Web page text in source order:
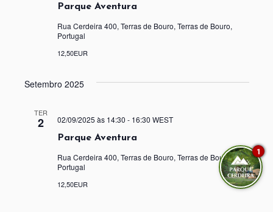
Parque Aventura
Rua Cerdeira 400, Terras de Bouro, Terras de Bouro,
Portugal
12,50EUR
Setembro 2025
TER
2
Parque Aventura
02/09/2025 às 14:30 - 16:30 WEST
Rua Cerdeira 400, Terras de Bouro, Terras de Bouro,
Portugal
12,50EUR
1